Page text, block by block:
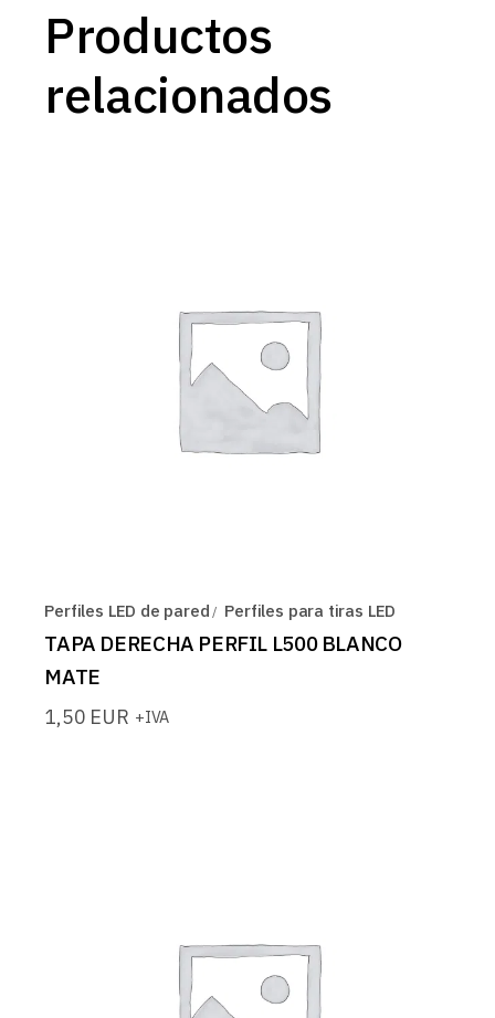
Productos
relacionados
Perfiles LED de pared Perfiles para tiras LED
TAPA DERECHA PERFIL L500 BLANCO
MATE
1,50 EUR +IVA